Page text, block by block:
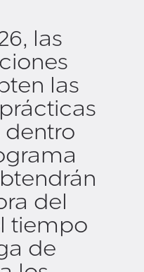
las
las
dentro
del
tiempo
de